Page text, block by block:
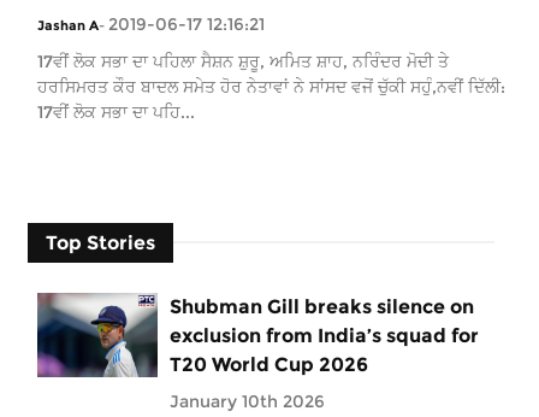
Jashan A- 2019-06-17 12:16:21
17ਵੀਂ ਲੋਕ ਸਭਾ ਦਾ ਪਹਿਲਾ ਸੈਸ਼ਨ ਸ਼ੁਰੂ, ਅਮਿਤ ਸ਼ਾਹ, ਨਰਿੰਦਰ ਮੋਦੀ ਤੇ
ਹਰਸਿਮਰਤ ਕੌਰ ਬਾਦਲ ਸਮੇਤ ਹੋਰ ਨੇਤਾਵਾਂ ਨੇ ਸਾਂਸਦ ਵਜੋਂ ਚੁੱਕੀ ਸਹੁੰ,ਨਵੀਂ ਦਿੱਲੀ:
17ਵੀਂ ਲੋਕ ਸਭਾ ਦਾ ਪਹਿ...
Top Stories
Shubman Gill breaks silence on
exclusion from India’s squad for
T20 World Cup 2026
January 10th 2026